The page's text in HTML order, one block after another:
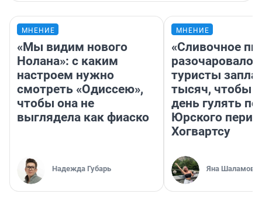
МНЕНИЕ
«Мы видим нового
Нолана»: с каким
настроем нужно
смотреть «Одиссею»,
чтобы она не
выглядела как фиаско
Надежда Губарь
МНЕНИЕ
«Сливочное
разочаровало»:
туристы
тысяч, чтобы
день гулять по
Юрского
Хогвартсу
Яна Шаламова